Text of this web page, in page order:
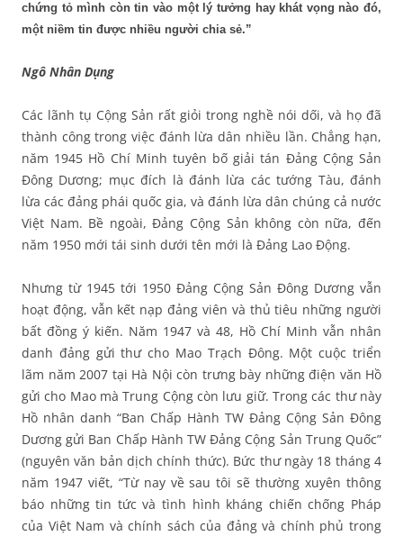
chứng tỏ mình còn tin vào một lý tưởng hay khát vọng nào đó,
một niềm tin được nhiều người chia sẻ.”
Ngô Nhân Dụng
Các lãnh tụ Cộng Sản rất giỏi trong nghề nói dối, và họ đã
thành công trong việc đánh lừa dân nhiều lần. Chẳng hạn,
năm 1945 Hồ Chí Minh tuyên bố giải tán Đảng Cộng Sản
Đông Dương; mục đích là đánh lừa các tướng Tàu, đánh
lừa các đảng phái quốc gia, và đánh lừa dân chúng cả nước
Việt Nam. Bề ngoài, Đảng Cộng Sản không còn nữa, đến
năm 1950 mới tái sinh dưới tên mới là Đảng Lao Động.
Nhưng từ 1945 tới 1950 Đảng Cộng Sản Đông Dương vẫn
hoạt động, vẫn kết nạp đảng viên và thủ tiêu những người
bất đồng ý kiến. Năm 1947 và 48, Hồ Chí Minh vẫn nhân
danh đảng gửi thư cho Mao Trạch Đông. Một cuộc triển
lãm năm 2007 tại Hà Nội còn trưng bày những điện văn Hồ
gửi cho Mao mà Trung Cộng còn lưu giữ. Trong các thư này
Hồ nhân danh “Ban Chấp Hành TW Đảng Cộng Sản Đông
Dương gửi Ban Chấp Hành TW Đảng Cộng Sản Trung Quốc”
(nguyên văn bản dịch chính thức). Bức thư ngày 18 tháng 4
năm 1947 viết, “Từ nay về sau tôi sẽ thường xuyên thông
báo những tin tức và tình hình kháng chiến chống Pháp
của Việt Nam và chính sách của đảng và chính phủ trong